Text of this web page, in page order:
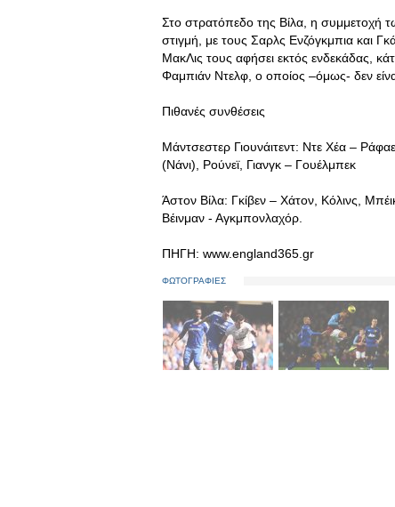
Στο στρατόπεδο της Βίλα, η συμμετοχή
στιγμή, με τους Σαρλς Ενζόγκμπια και
ΜακΛις τους αφήσει εκτός ενδεκάδας,
Φαμπιάν Ντελφ, ο οποίος –όμως- δεν
Πιθανές συνθέσεις
Μάντσεστερ Γιουνάιτεντ: Ντε Χέα –
(Νάνι), Ρούνεϊ, Γιανγκ – Γουέλμπεκ
Άστον Βίλα: Γκίβεν – Χάτον, Κόλινς,
Βέινμαν - Αγκμπονλαχόρ.
ΠΗΓΗ: www.england365.gr
ΦΩΤΟΓΡΑΦΙΕΣ